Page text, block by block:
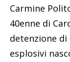
Carmine
40enne di
detenzione
esplosivi